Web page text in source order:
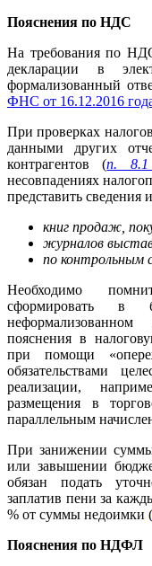
Пояснения по НДС
На требования по
декларации в
формализованный
ФНС от 16.12.2016
При проверках
данными других
контрагентов (п.
несовпадениях
представить сведения
книг продаж,
журналов
по контрольным
Необходимо
сформировать в
пояснения в
при помощи
обязательствами
реализации,
размещения в
параллельным
При занижении
или завышении
обязан подать
заплатив пени за
% от суммы недоимки (
Пояснения по НДФЛ